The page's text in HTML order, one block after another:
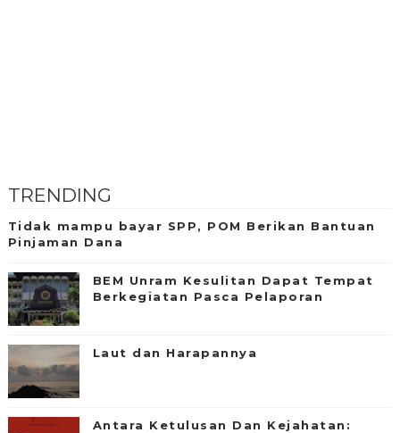
TRENDING
Tidak mampu bayar SPP, POM Berikan Bantuan
Pinjaman Dana
BEM Unram Kesulitan Dapat Tempat
Berkegiatan Pasca Pelaporan
Laut dan Harapannya
Antara Ketulusan Dan Kejahatan: